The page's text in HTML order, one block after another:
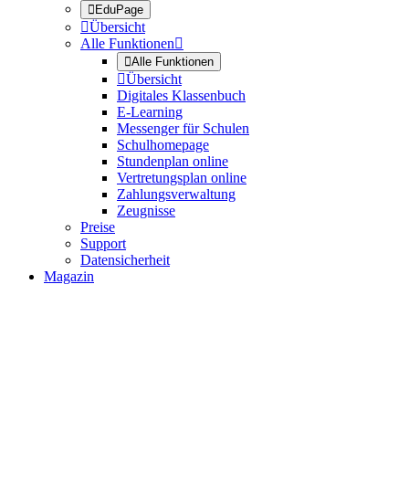
EduPage
Übersicht
Alle Funktionen
Alle Funktionen
Übersicht
Digitales Klassenbuch
E-Learning
Messenger für Schulen
Schulhomepage
Stundenplan online
Vertretungsplan online
Zahlungsverwaltung
Zeugnisse
Preise
Support
Datensicherheit
Magazin